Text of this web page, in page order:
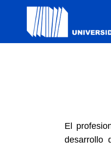
El
desarrollo